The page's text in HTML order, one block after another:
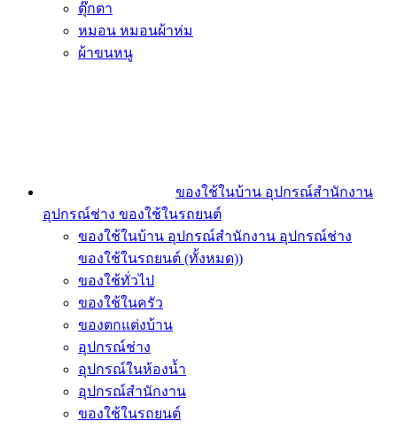
ตุ๊กตา
หมอน หมอนผ้าห่ม
ผ้าขนหนู
ของใช้ในบ้าน อุปกรณ์สำนักงาน
อุปกรณ์ช่าง ของใช้ในรถยนต์
ของใช้ในบ้าน อุปกรณ์สำนักงาน อุปกรณ์ช่าง
ของใช้ในรถยนต์ (ทั้งหมด))
ของใช้ทั่วไป
ของใช้ในครัว
ของตกแต่งบ้าน
อุปกรณ์ช่าง
อุปกรณ์ในห้องน้ำ
อุปกรณ์สำนักงาน
ของใช้ในรถยนต์